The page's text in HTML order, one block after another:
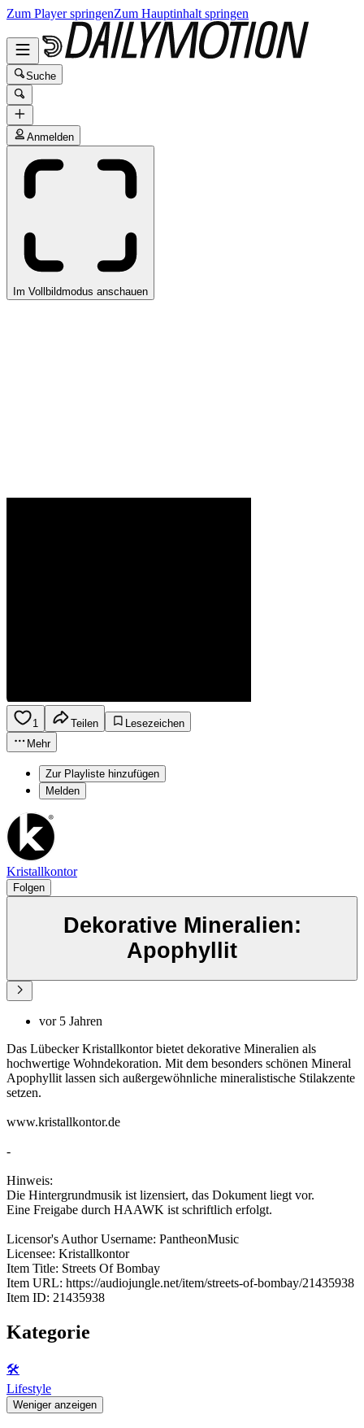
Zum Player springenZum Hauptinhalt springen
Suche
Anmelden
Im Vollbildmodus anschauen
1 Teilen
Lesezeichen
Mehr
Zur Playliste hinzufügen
Melden
Kristallkontor
Folgen
Dekorative Mineralien:
Apophyllit
vor 5 Jahren
Das Lübecker Kristallkontor bietet dekorative Mineralien als
hochwertige Wohndekoration. Mit dem besonders schönen Mineral
Apophyllit lassen sich außergewöhnliche mineralistische Stilakzente
setzen.
www.kristallkontor.de
-
Hinweis:
Die Hintergrundmusik ist lizensiert, das Dokument liegt vor.
Eine Freigabe durch HAAWK ist schriftlich erfolgt.
Licensor's Author Username: PantheonMusic
Licensee: Kristallkontor
Item Title: Streets Of Bombay
Item URL: https://audiojungle.net/item/streets-of-bombay/21435938
Item ID: 21435938
Kategorie
🛠️
Lifestyle
Weniger anzeigen